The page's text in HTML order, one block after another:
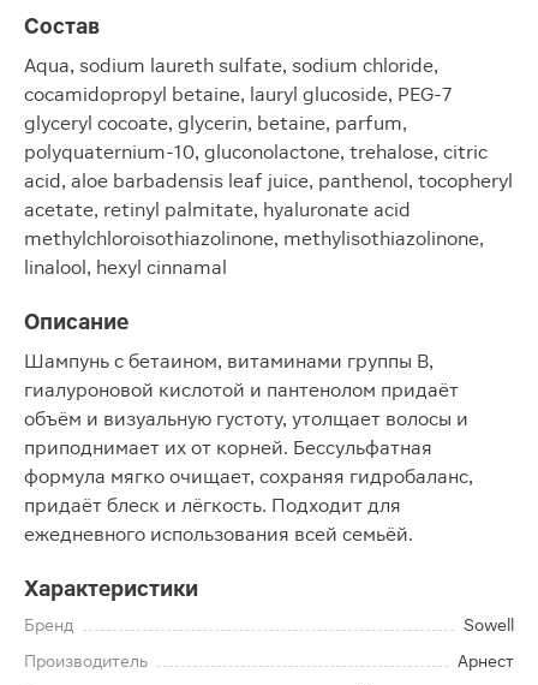
Состав
Aqua, sodium laureth sulfate, sodium chloride,
cocamidopropyl betaine, lauryl glucoside, PEG-7
glyceryl cocoate, glycerin, betaine, parfum,
polyquaternium-10, gluconolactone, trehalose, citric
acid, aloe barbadensis leaf juice, panthenol, tocopheryl
acetate, retinyl palmitate, hyaluronate acid
methylchloroisothiazolinone, methylisothiazolinone,
linalool, hexyl cinnamal
Описание
Шампунь с бетаином, витаминами группы B,
гиалуроновой кислотой и пантенолом придаёт
объём и визуальную густоту, утолщает волосы и
приподнимает их от корней. Бессульфатная
формула мягко очищает, сохраняя гидробаланс,
придаёт блеск и лёгкость. Подходит для
ежедневного использования всей семьёй.
Характеристики
Бренд
Sowell
Производитель
Арнест